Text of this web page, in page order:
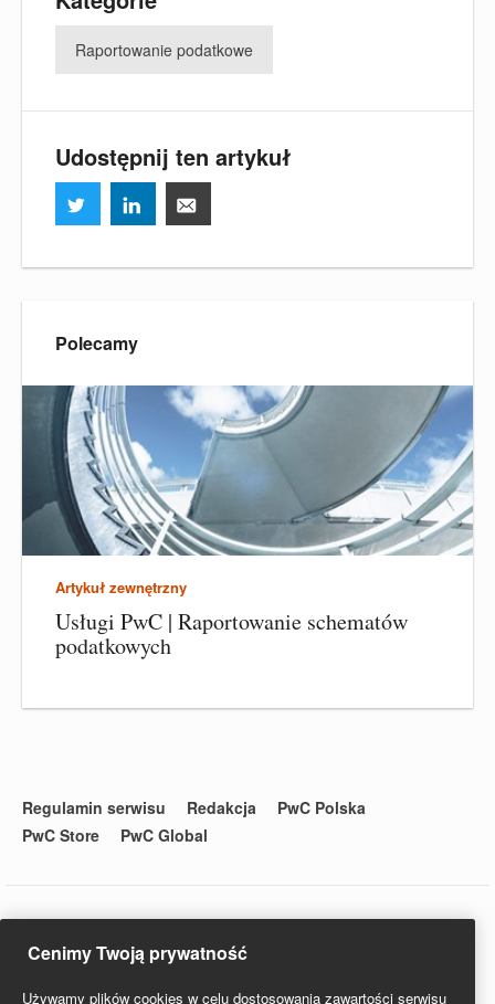
Raportowanie podatkowe
Udostępnij ten artykuł
Polecamy
Artykuł zewnętrzny
Usługi PwC | Raportowanie schematów
podatkowych
Regulamin serwisu Redakcja
PwC Polska
PwC Store
PwC Global
© 2020 PwC. Wszystkie prawa zastrzeżone. Nazwa PwC odnosi
stanowi odrębny podmiot prawny. Więcej informacji na stronie
Cenimy Twoją prywatność
Używamy plików cookies w celu dostosowania zawartości serwisu